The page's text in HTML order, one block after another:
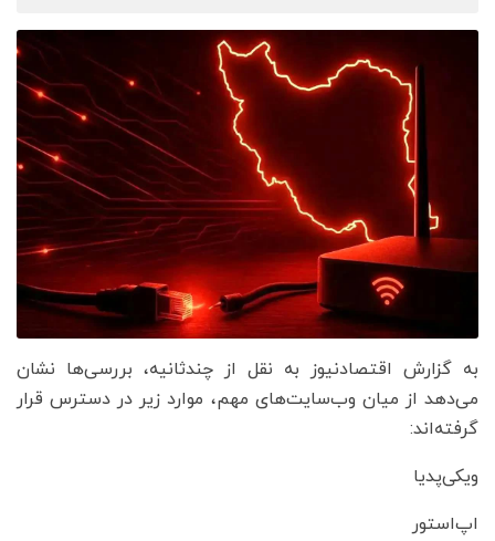
به گزارش اقتصادنیوز به نقل از چندثانیه، بررسی‌ها نشان
می‌دهد از میان وب‌سایت‌های مهم، موارد زیر در دسترس قرار
گرفته‌اند:
ویکی‌پدیا
اپ‌استور